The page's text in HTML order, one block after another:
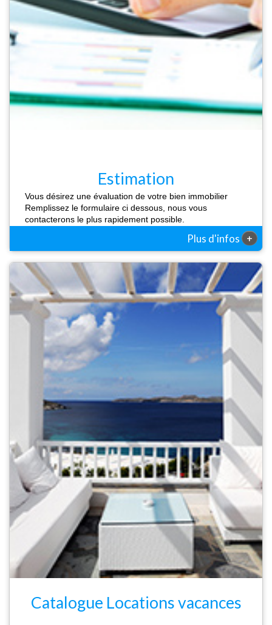
Estimation
Vous désirez une évaluation de votre bien immobilier
Remplissez le formulaire ci dessous, nous vous
contacterons le plus rapidement possible.
Plus d'infos +
Catalogue Locations vacances